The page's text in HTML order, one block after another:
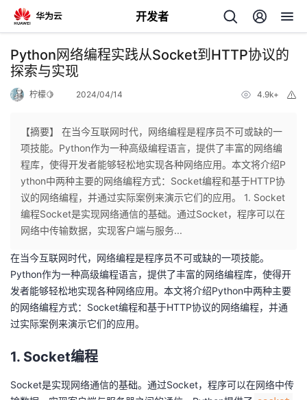
开发者
返
回
个
人
主
页
我
的
开
发
者
我
的
我
Python网络编程实践从Socket到HTTP协议的
探索与实现
柠檬🍋 2024/04/14 4.9k+
【摘要】 在当今互联网时代，网络编程是程序员不可或缺的一
项技能。Python作为一种高级编程语言，提供了丰富的网络编
程库，使得开发者能够轻松地实现各种网络应用。本文将介绍P
ython中两种主要的网络编程方式：Socket编程和基于HTTP协
议的网络编程，并通过实际案例来演示它们的应用。 1. Socket
编程Socket是实现网络通信的基础。通过Socket，程序可以在
网络中传输数据，实现客户端与服务...
在当今互联网时代，网络编程是程序员不可或缺的一项技能。
Python作为一种高级编程语言，提供了丰富的网络编程库，使得开
发者能够轻松地实现各种网络应用。本文将介绍Python中两种主要
的网络编程方式：Socket编程和基于HTTP协议的网络编程，并通
过实际案例来演示它们的应用。
1. Socket编程
Socket是实现网络通信的基础。通过Socket，程序可以在网络中传